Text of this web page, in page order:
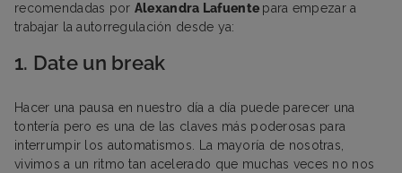
recomendadas por Alexandra Lafuente para empezar a
trabajar la autorregulación desde ya:
1. Date un break
Hacer una pausa en nuestro día a día puede parecer una
tontería pero es una de las claves más poderosas para
interrumpir los automatismos. La mayoría de nosotras,
vivimos a un ritmo tan acelerado que muchas veces no nos